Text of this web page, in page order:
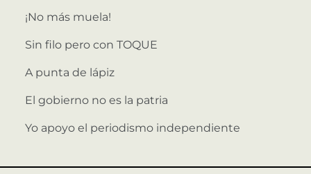
¡No más muela!
Sin filo pero con TOQUE
A punta de lápiz
El gobierno no es la patria
Yo apoyo el periodismo independiente